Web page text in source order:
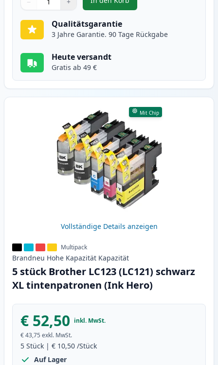
Verwenden Sie die Tasten, um anzupassen
1 , 10 stück Brother LC123
Qualitätsgarantie
3 Jahre Garantie. 90 Tage Rückgabe
Heute versandt
Gratis ab 49 €
Mit Chip
Vollständige Details anzeigen
Multipack
Brandneu Hohe Kapazität Kapazität
5 stück Brother LC123 (LC121) schwarz
XL tintenpatronen (Ink Hero)
€ 52,50 inkl. MwSt.
€ 43,75 exkl. MwSt.
5 Stück | € 10,50 /Stück
Auf Lager